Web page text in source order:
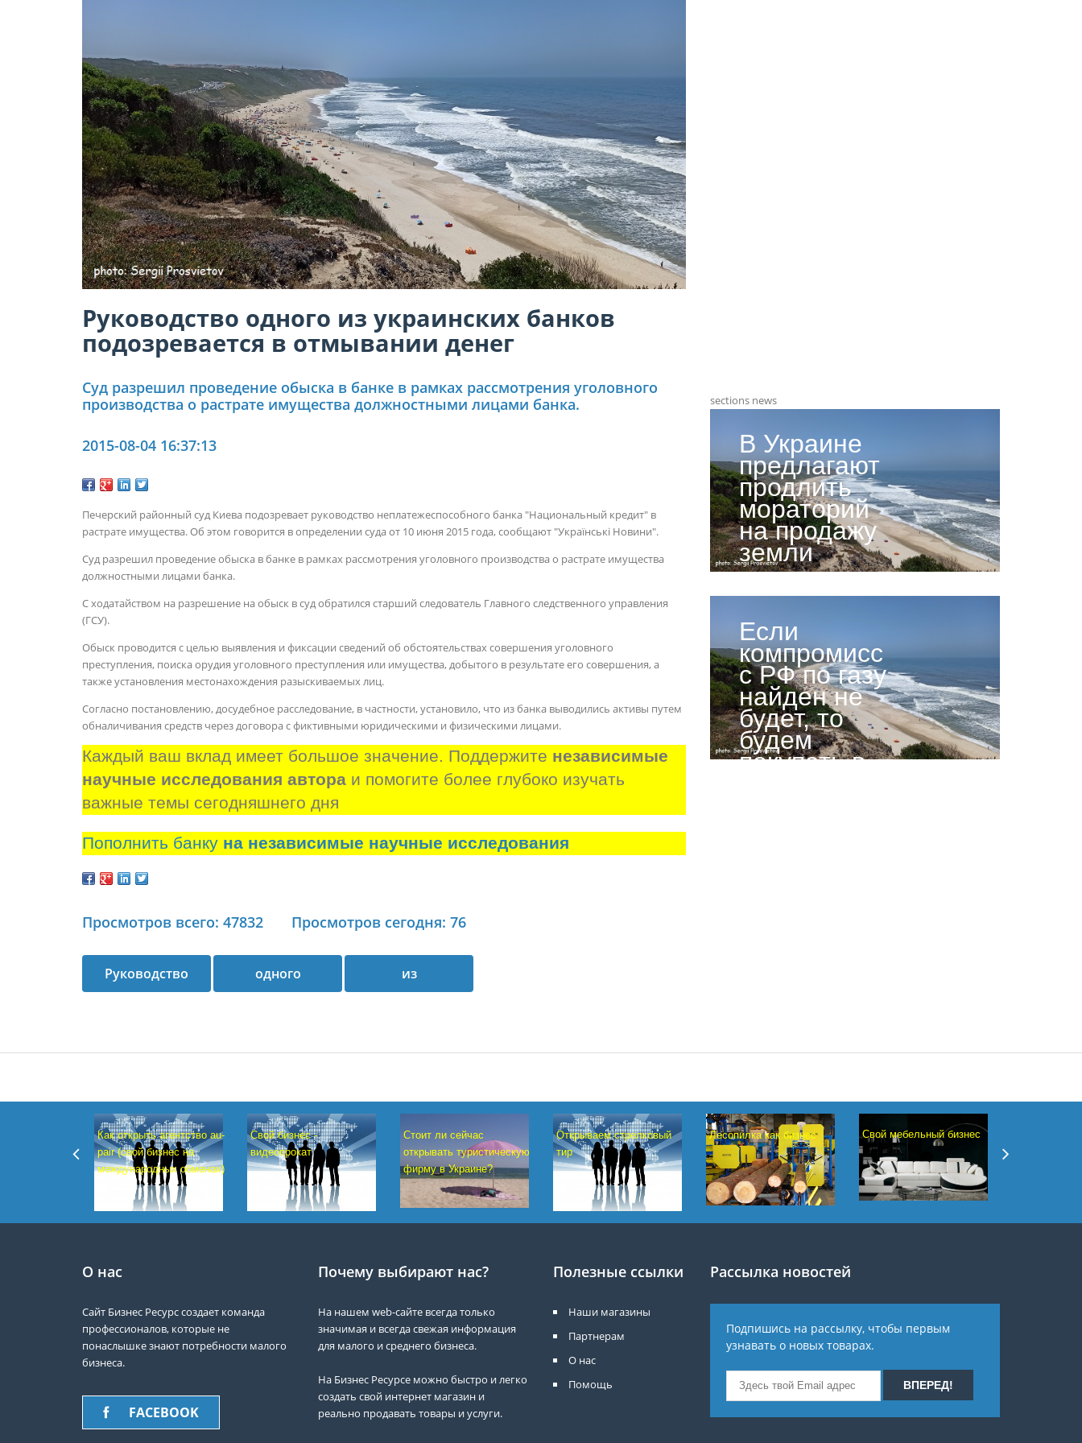
Руководство одного из украинских банков
подозревается в отмывании денег
Суд разрешил проведение обыска в банке в рамках рассмотрения уголовного
производства о растрате имущества должностными лицами банка.
2015-08-04 16:37:13
Печерский районный суд Киева подозревает руководство неплатежеспособного банка "Национальный кредит" в
растрате имущества. Об этом говорится в определении суда от 10 июня 2015 года, сообщают "Українські Новини".
Суд разрешил проведение обыска в банке в рамках рассмотрения уголовного производства о растрате имущества
должностными лицами банка.
С ходатайством на разрешение на обыск в суд обратился старший следователь Главного следственного управления
(ГСУ).
Обыск проводится с целью выявления и фиксации сведений об обстоятельствах совершения уголовного
преступления, поиска орудия уголовного преступления или имущества, добытого в результате его совершения, а
также установления местонахождения разыскиваемых лиц.
Согласно постановлению, досудебное расследование, в частности, установило, что из банка выводились активы путем
обналичивания средств через договора с фиктивными юридическими и физическими лицами.
Каждый ваш вклад имеет большое значение. Поддержите независимые
научные исследования автора и помогите более глубоко изучать
важные темы сегодняшнего дня
Пополнить банку на независимые научные исследования
Просмотров всего: 47832 Просмотров сегодня: 76
Руководство одного из
sections news
В Украине
предлагают
продлить
мораторий
на продажу
земли
Если
компромисс
с РФ по газу
найден не
будет, то
будем
покупать в
Как открыть агентство au-
pair (свой бизнес на
международных обменах)
Свой бизнес -
видеопрокат
Стоит ли сейчас
открывать туристическую
фирму в Украине?
Открываем стрелковый
тир
Лесопилка как бизнес Свой мебельный бизнес
О нас
Сайт Бизнес Ресурс создает команда
профессионалов, которые не
понаслышке знают потребности малого
бизнеса.
FACEBOOK
Почему выбирают нас?
На нашем web-сайте всегда только
значимая и всегда свежая информация
для малого и среднего бизнеса.
На Бизнес Ресурсе можно быстро и легко
создать свой интернет магазин и
реально продавать товары и услуги.
Полезные ссылки
Наши магазины
Партнерам
О нас
Помощь
Рассылка новостей
Подпишись на рассылку, чтобы первым
узнавать о новых товарах.